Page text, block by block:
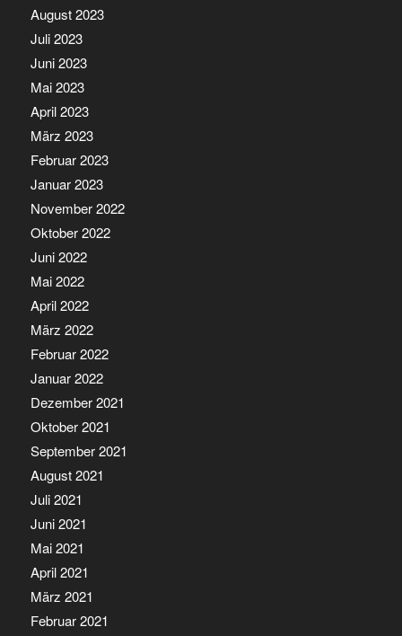
August 2023
Juli 2023
Juni 2023
Mai 2023
April 2023
März 2023
Februar 2023
Januar 2023
November 2022
Oktober 2022
Juni 2022
Mai 2022
April 2022
März 2022
Februar 2022
Januar 2022
Dezember 2021
Oktober 2021
September 2021
August 2021
Juli 2021
Juni 2021
Mai 2021
April 2021
März 2021
Februar 2021